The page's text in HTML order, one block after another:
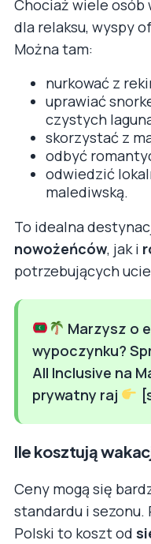
Chociaż wiele osób
dla relaksu, wyspy
Można tam:
nurkować z
uprawiać
czystych
skorzystać z
odbyć
odwiedzić
malediwską.
To idealna
nowożeńców, jak i
potrzebujących
Marzysz o
wypoczynku?
All Inclusive na
prywatny raj
Ile kosztują
Ceny mogą się
standardu i
Polski to koszt od